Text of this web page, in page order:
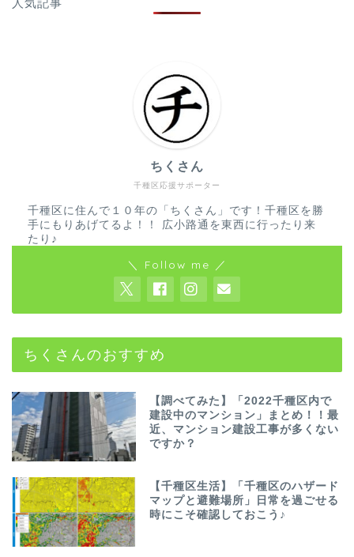
人気記事
千種区応援サポーター
ちくさん
千種区に住んで１０年の「ちくさん」です！千種区を勝
手にもりあげてるよ！！ 広小路通を東西に行ったり来
たり♪
＼ Follow me ／
ちくさんのおすすめ
【調べてみた】「2022千種区内で
建設中のマンション」まとめ！！最
近、マンション建設工事が多くない
ですか？
【千種区生活】「千種区のハザード
マップと避難場所」日常を過ごせる
時にこそ確認しておこう♪